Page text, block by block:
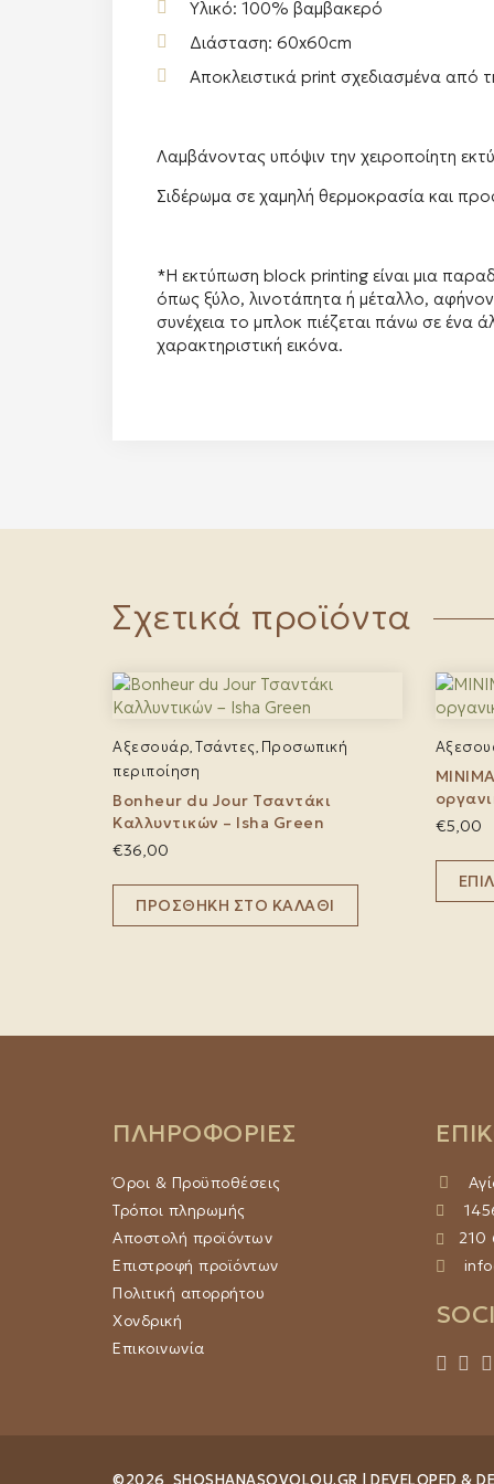
Υλικό: 100% βαμβακερό
Διάσταση: 60x60cm
Αποκλειστικά print σχεδιασμένα από
Λαμβάνοντας υπόψιν την χειροποίητη
Σιδέρωμα σε χαμηλή θερμοκρασία και
*Η εκτύπωση block printing είναι μια
όπως ξύλο, λινοτάπητα ή μέταλλο,
συνέχεια το μπλοκ πιέζεται πάνω σε ένα
χαρακτηριστική εικόνα.
Σχετικά προϊόντα
Αξεσουάρ, Τσάντες, Προσωπική
περιποίηση
Bonheur du Jour Τσαντάκι
Καλλυντικών – Isha Green
€36,00
ΠΡΟΣΘΉΚΗ ΣΤΟ ΚΑΛΆΘΙ
€5,00
ΠΛΗΡΟΦΟΡΙΕΣ
Όροι & Προϋποθέσεις
Τρόποι πληρωμής
Αποστολή προϊόντων
Επιστροφή προϊόντων
Πολιτική απορρήτου
Χονδρική
Επικοινωνία
210
©2026 SHOSHANASOVOLOU.GR | DEVELOPED &